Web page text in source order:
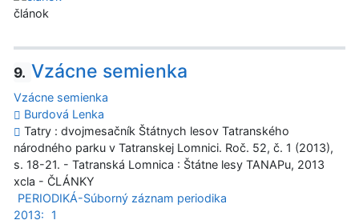
článok
9. Vzácne semienka
Vzácne semienka
Burdová Lenka
Tatry : dvojmesačník Štátnych lesov Tatranského
národného parku v Tatranskej Lomnici. Roč. 52, č. 1 (2013),
s. 18-21. - Tatranská Lomnica : Štátne lesy TANAPu, 2013
xcla - ČLÁNKY
PERIODIKÁ-Súborný záznam periodika
2013:
1